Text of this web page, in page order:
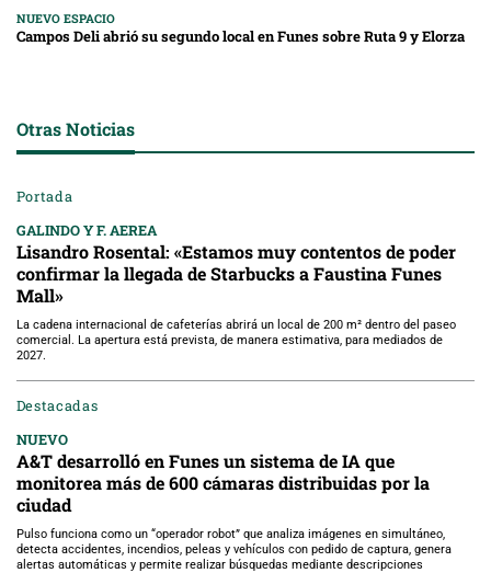
NUEVO ESPACIO
Campos Deli abrió su segundo local en Funes sobre Ruta 9 y Elorza
Otras Noticias
Portada
GALINDO Y F. AEREA
Lisandro Rosental: «Estamos muy contentos de poder
confirmar la llegada de Starbucks a Faustina Funes
Mall»
La cadena internacional de cafeterías abrirá un local de 200 m² dentro del paseo
comercial. La apertura está prevista, de manera estimativa, para mediados de
2027.
Destacadas
NUEVO
A&T desarrolló en Funes un sistema de IA que
monitorea más de 600 cámaras distribuidas por la
ciudad
Pulso funciona como un “operador robot” que analiza imágenes en simultáneo,
detecta accidentes, incendios, peleas y vehículos con pedido de captura, genera
alertas automáticas y permite realizar búsquedas mediante descripciones